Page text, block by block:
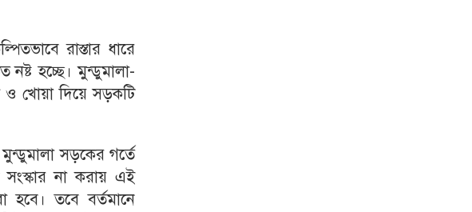
রাস্তার ধারে
নষ্ট হচ্ছে। মুন্ডুমালা-
ও খোয়া দিয়ে সড়কটি
সড়কের গর্তে
সংস্কার না করায় এই
হবে। তবে বর্তমানে